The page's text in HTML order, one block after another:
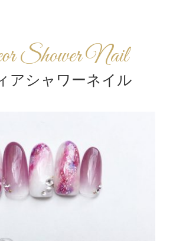
Shower Nail
アシャワーネイル